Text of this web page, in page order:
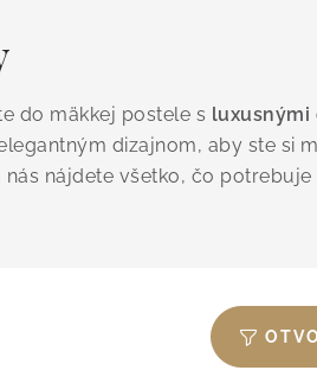
do mäkkej postele s luxusnými
dizajnom, aby ste si
nájdete všetko, čo